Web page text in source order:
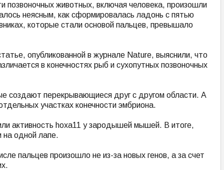
позвоночных животных, включая человека, произошли
неясным, как сформировалась ладонь с пятью
которые стали основой пальцев, превышало
опубликованной в журнале Nature, выяснили, что
в конечностях рыб и сухопутных позвоночных
создают перекрывающиеся друг с другом области. А
участках конечности эмбриона.
активность hoxa11 у зародышей мышей. В итоге,
на одной лапе.
пальцев произошло не из-за новых генов, а за счет